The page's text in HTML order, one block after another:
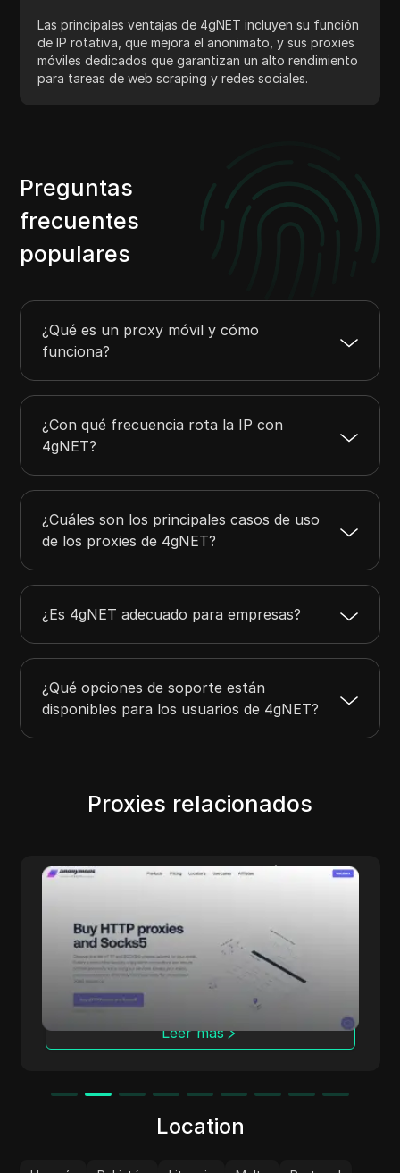
Las principales ventajas de 4gNET incluyen su función
de IP rotativa, que mejora el anonimato, y sus proxies
móviles dedicados que garantizan un alto rendimiento
para tareas de web scraping y redes sociales.
Preguntas
frecuentes
populares
¿Qué es un proxy móvil y cómo
funciona?
¿Con qué frecuencia rota la IP con
4gNET?
¿Cuáles son los principales casos de uso
de los proxies de 4gNET?
¿Es 4gNET adecuado para empresas?
¿Qué opciones de soporte están
disponibles para los usuarios de 4gNET?
Proxies relacionados
Anonymous Proxies
proxy configurables para quienes se
preocupan por la privacidad, el rendimiento y
el control detallado. Con redes de datacenter
y residenciales, múltiples protocolos y
cobertura en más de 100 países, resulta ideal
para verificación de anuncios, estudios de
mercado, automatización y gestión de
Leer más
Location